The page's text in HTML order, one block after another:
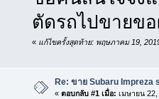
ตัดรถไปขายข
« แก้ไขครั้งสุดท้าย: พฤษภาคม 19,
Re: ขาย Subaru Impreza
« ตอบกลับ #1 เมื่อ: เมษายน